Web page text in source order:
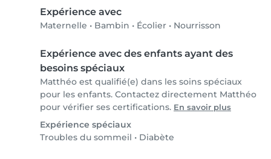
Expérience avec
Maternelle • Bambin • Écolier • Nourrisson
Expérience avec des enfants ayant des
besoins spéciaux
Matthéo est qualifié(e) dans les soins spéciaux
pour les enfants. Contactez directement Matthéo
pour vérifier ses certifications. En savoir plus
Expérience spéciaux
Troubles du sommeil • Diabète